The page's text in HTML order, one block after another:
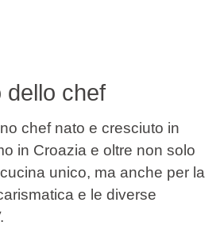
dello chef
chef nato e cresciuto in
in Croazia e oltre non solo
unico, ma anche per la
e le diverse